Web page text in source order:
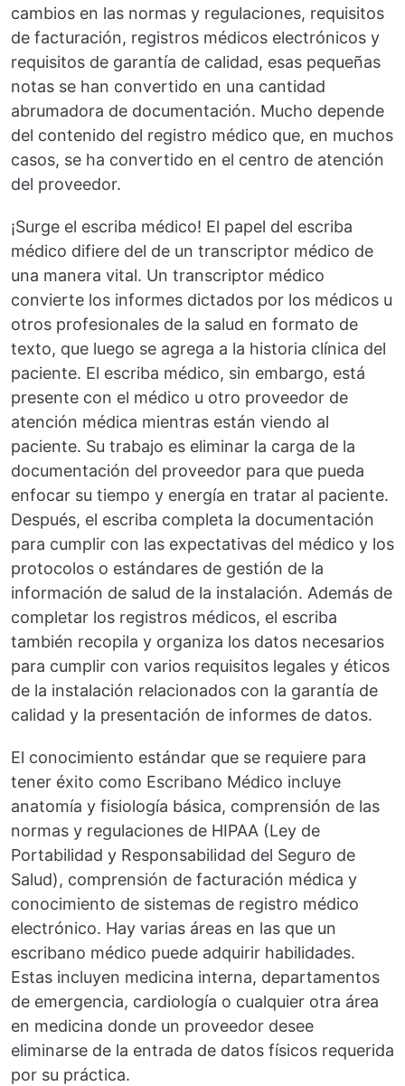
cambios en las normas y regulaciones, requisitos
de facturación, registros médicos electrónicos y
requisitos de garantía de calidad, esas pequeñas
notas se han convertido en una cantidad
abrumadora de documentación. Mucho depende
del contenido del registro médico que, en muchos
casos, se ha convertido en el centro de atención
del proveedor.
¡Surge el escriba médico! El papel del escriba
médico difiere del de un transcriptor médico de
una manera vital. Un transcriptor médico
convierte los informes dictados por los médicos u
otros profesionales de la salud en formato de
texto, que luego se agrega a la historia clínica del
paciente. El escriba médico, sin embargo, está
presente con el médico u otro proveedor de
atención médica mientras están viendo al
paciente. Su trabajo es eliminar la carga de la
documentación del proveedor para que pueda
enfocar su tiempo y energía en tratar al paciente.
Después, el escriba completa la documentación
para cumplir con las expectativas del médico y los
protocolos o estándares de gestión de la
información de salud de la instalación. Además de
completar los registros médicos, el escriba
también recopila y organiza los datos necesarios
para cumplir con varios requisitos legales y éticos
de la instalación relacionados con la garantía de
calidad y la presentación de informes de datos.
El conocimiento estándar que se requiere para
tener éxito como Escribano Médico incluye
anatomía y fisiología básica, comprensión de las
normas y regulaciones de HIPAA (Ley de
Portabilidad y Responsabilidad del Seguro de
Salud), comprensión de facturación médica y
conocimiento de sistemas de registro médico
electrónico. Hay varias áreas en las que un
escribano médico puede adquirir habilidades.
Estas incluyen medicina interna, departamentos
de emergencia, cardiología o cualquier otra área
en medicina donde un proveedor desee
eliminarse de la entrada de datos físicos requerida
por su práctica.